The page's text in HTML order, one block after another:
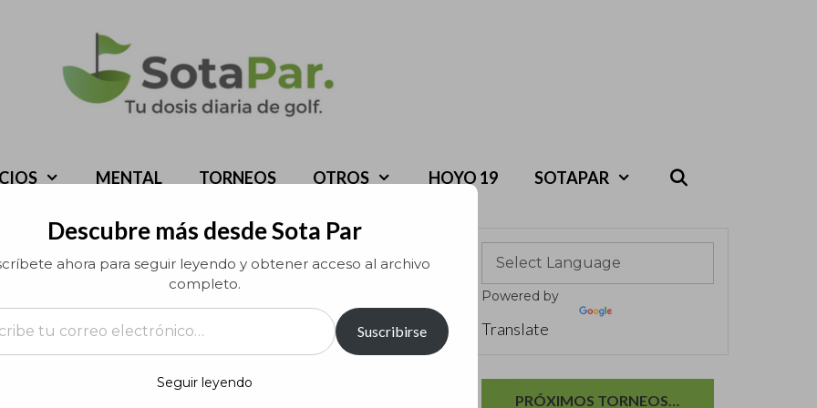
MENTAL TORNEOS OTROS HOYO 19 SOTAPAR
Powered by
Translate
PRÓXIMOS TORNEOS…
Descubre más desde Sota Par
ahora para seguir leyendo y obtener acceso al archivo
completo.
electrónico…
Suscribirse
Seguir leyendo